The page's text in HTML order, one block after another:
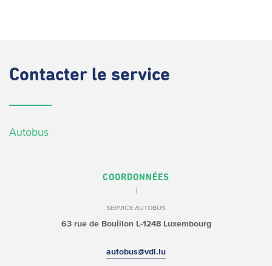
Contacter le service
Autobus
COORDONNÉES
SERVICE AUTOBUS
63 rue de BouillonL-1248 Luxembourg
autobus@vdl.lu